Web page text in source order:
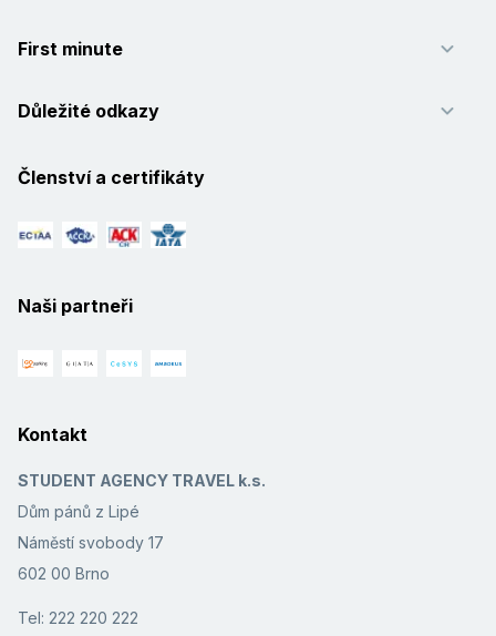
First minute
Důležité odkazy
Členství a certifikáty
Naši partneři
Kontakt
STUDENT AGENCY TRAVEL k.s.
Dům pánů z Lipé
Náměstí svobody 17
602 00 Brno
Tel: 222 220 222